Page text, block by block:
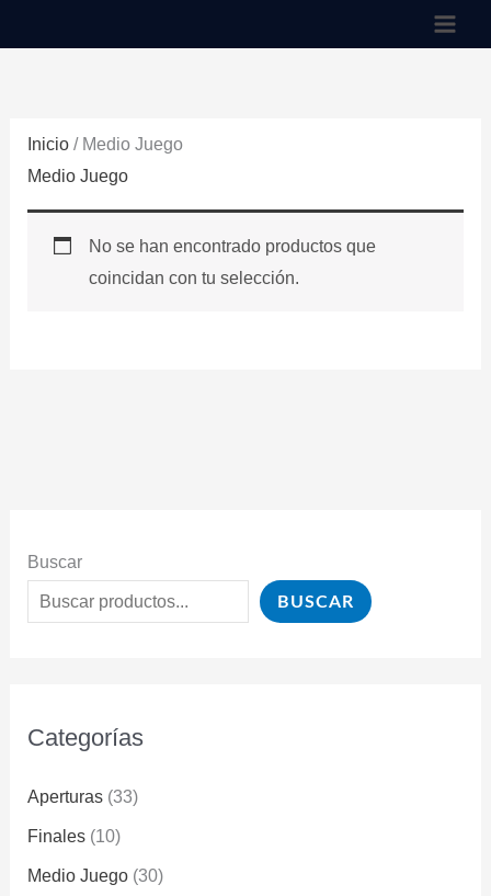
al
Buscar
BUSCAR
Categorías
Aperturas (33)
Finales (10)
Medio Juego (30)
Inicio/ Medio Juego
Medio Juego
No se han encontrado productos que
coincidan con tu selección.